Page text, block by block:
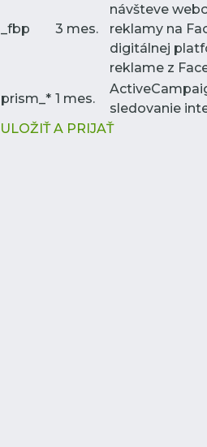
_fbp 3 mes.
návšteve
reklamy na
digitálnej
reklame z
prism_* 1 mes.
sledovanie
ULOŽIŤ A PRIJAŤ